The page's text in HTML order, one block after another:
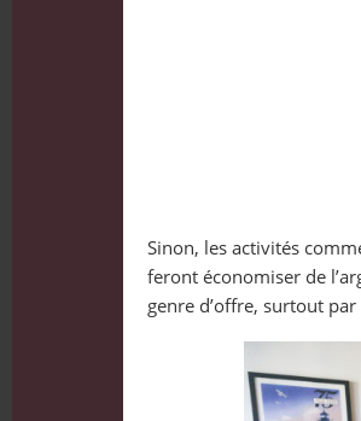
Sinon, les activités
feront économiser de
genre d’offre, surtout